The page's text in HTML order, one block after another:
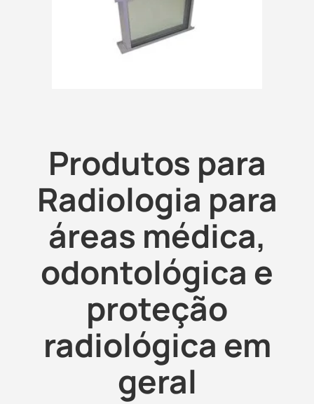
Produtos para
Radiologia para
áreas médica,
odontológica e
proteção
radiológica em
geral